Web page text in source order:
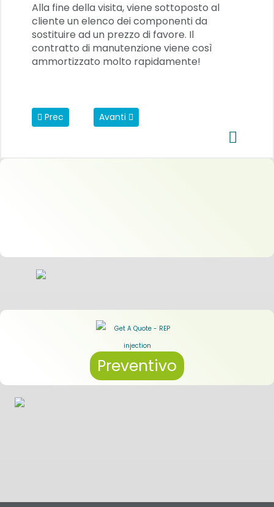
Alla fine della visita, viene sottoposto al
cliente un elenco dei componenti da
sostituire ad un prezzo di favore. Il
contratto di manutenzione viene così
ammortizzato molto rapidamente!
Articolo precedente: Retrofitting
Prec Articolo successivo: Telediagnostica
Avanti
Preventivo